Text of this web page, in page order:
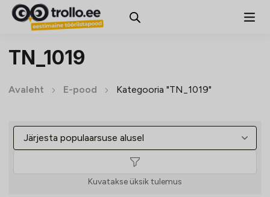
TN_1019
Avaleht E-pood Kategooria "TN_1019"
Kuvatakse üksik tulemus